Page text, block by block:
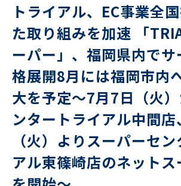
トライアル、EC事業全
た取り組みを加速 「
ーパー」、福岡県内でサ
格展開8月には福岡市内
大を予定〜7月7日（火
ンタートライアル中間
（火）よりスーパーセ
アル東篠崎店のネット